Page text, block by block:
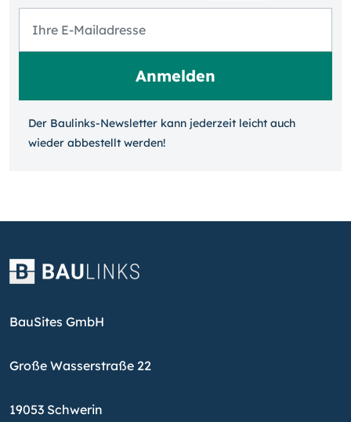
Der Baulinks-Newsletter kann jeder­zeit leicht auch
wieder ab­bestellt werden!
BauSites GmbH
Große Wasserstraße 22
19053 Schwerin